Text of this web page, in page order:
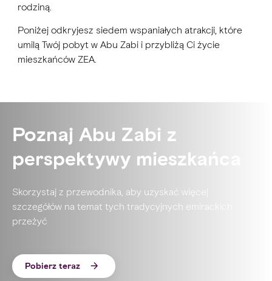
rodziną.
Poniżej odkryjesz siedem wspaniałych atrakcji, które
umilą Twój pobyt w Abu Zabi i przybliżą Ci życie
mieszkańców ZEA.
Poznaj Abu Zabi z
perspektywy mieszkańca
Skorzystaj z przewodnika, aby uzyskać więcej
szczegółów na temat tych tradycyjnych emirackich
przeżyć
Pobierz teraz